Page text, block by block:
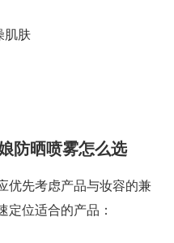
肌肤
防晒喷雾怎么选
优先考虑产品与妆容的兼
定位适合的产品：